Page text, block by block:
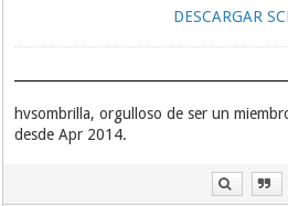
DESCARGAR
hvsombrilla, orgulloso de ser un
desde Apr 2014.